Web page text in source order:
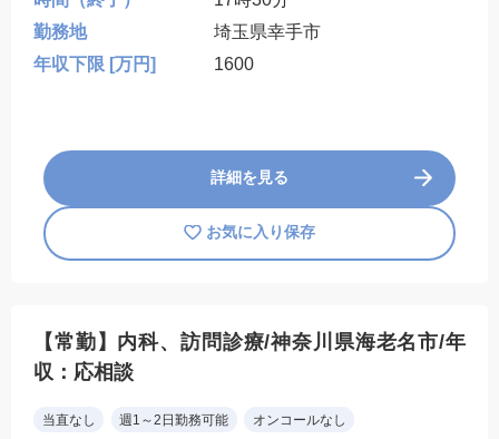
勤務地
埼玉県幸手市
年収下限 [万円]
1600
詳細を見る
お気に入り保存
【常勤】内科、訪問診療/神奈川県海老名市/年
収：応相談
当直なし 週1～2日勤務可能 オンコールなし